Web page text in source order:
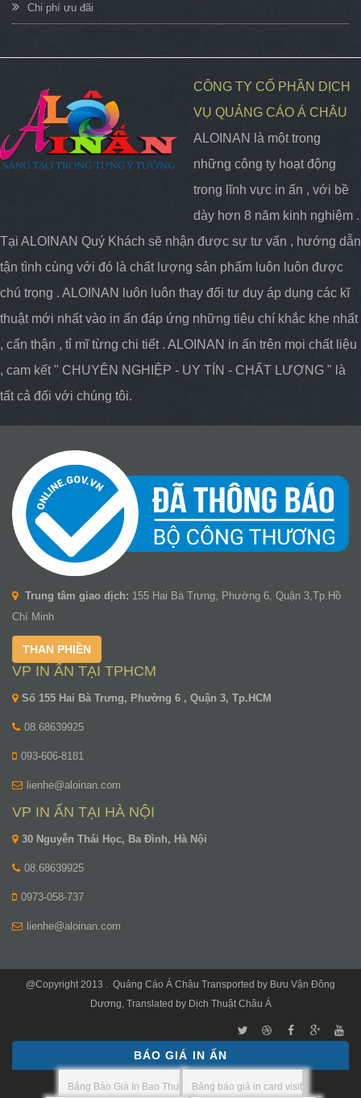
Chi phí ưu đãi
CÔNG TY CỔ PHẦN DỊCH
VỤ QUẢNG CÁO Á CHÂU
ALOINAN là một trong
những công ty hoạt động
trong lĩnh vực in ấn , với bề
dày hơn 8 năm kinh nghiệm .
Tại ALOINAN Quý Khách sẽ nhận được sự tư vấn , hướng dẫn
tận tình cùng với đó là chất lượng sản phẩm luôn luôn được
chú trọng . ALOINAN luôn luôn thay đổi tư duy áp dụng các kĩ
thuật mới nhất vào in ấn đáp ứng những tiêu chí khắc khe nhất
, cẩn thận , tỉ mĩ từng chi tiết . ALOINAN in ấn trên mọi chất liệu
, cam kết " CHUYÊN NGHIỆP - UY TÍN - CHẤT LƯỢNG " là
tất cả đối với chúng tôi.
Trung tâm giao dịch: 155 Hai Bà Trưng, Phường 6, Quận 3,Tp.Hồ
Chí Minh
THAN PHIỀN
VP IN ẤN TẠI TPHCM
Số 155 Hai Bà Trưng, Phường 6 , Quận 3, Tp.HCM
08.68639925
093-606-8181
lienhe@aloinan.com
VP IN ẤN TẠI HÀ NỘI
30 Nguyễn Thái Học, Ba Đình, Hà Nội
08.68639925
0973-058-737
lienhe@aloinan.com
@Copyright 2013 . Quảng Cáo Á Châu Transported by Bưu Vận Đông
Dương, Translated by Dịch Thuật Châu Á
BÁO GIÁ IN ẤN
Bảng Báo Giá In Bao Thư Bảng báo giá in card visit